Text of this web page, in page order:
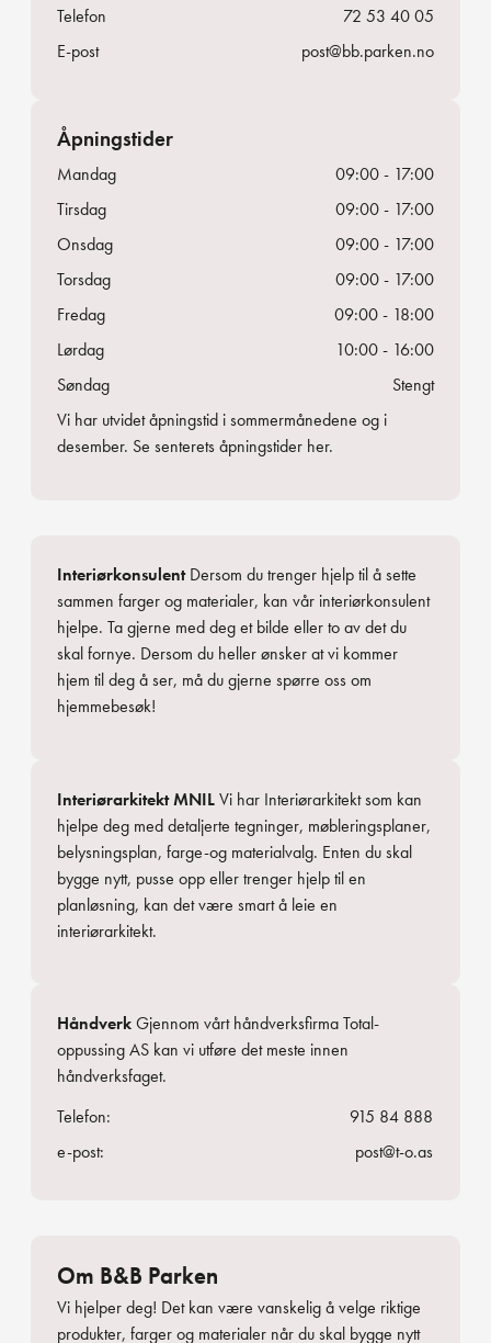
Telefon
72 53 40 05
E-post
post@bb.parken.no
Åpningstider
Mandag
09:00 - 17:00
Tirsdag
09:00 - 17:00
Onsdag
09:00 - 17:00
Torsdag
09:00 - 17:00
Fredag
09:00 - 18:00
Lørdag
10:00 - 16:00
Søndag
Stengt
Vi har utvidet åpningstid i sommermånedene og i
desember. Se senterets åpningstider her.
InteriørkonsulentDersom du trenger hjelp til å sette
sammen farger og materialer, kan vår interiørkonsulent
hjelpe. Ta gjerne med deg et bilde eller to av det du
skal fornye. Dersom du heller ønsker at vi kommer
hjem til deg å ser, må du gjerne spørre oss om
hjemmebesøk!
Interiørarkitekt MNILVi har Interiørarkitekt som kan
hjelpe deg med detaljerte tegninger, møbleringsplaner,
belysningsplan, farge-og materialvalg. Enten du skal
bygge nytt, pusse opp eller trenger hjelp til en
planløsning, kan det være smart å leie en
interiørarkitekt.
HåndverkGjennom vårt håndverksfirmaTotal-
oppussing AS kan vi utføre det meste innen
håndverksfaget.
Telefon:
915 84 888
e-post:
post@t-o.as
Om B&B Parken
Vi hjelper deg! Det kan være vanskelig å velge riktige
produkter, farger og materialer når du skal bygge nytt